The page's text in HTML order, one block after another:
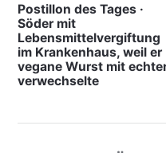
Postillon des Tages ·
Söder mit
Lebensmittelvergiftung
im Krankenhaus, weil er
vegane Wurst mit
verwechselte